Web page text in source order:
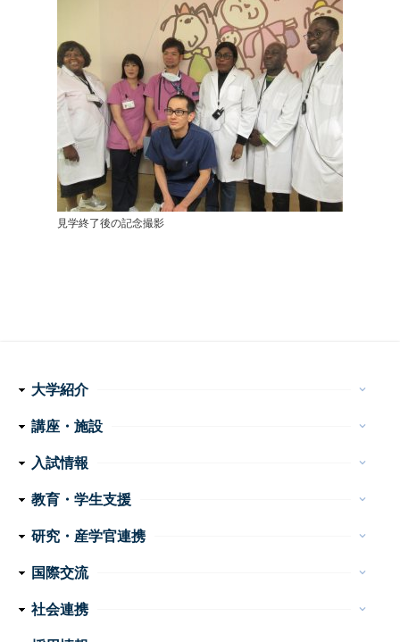
見学終了後の記念撮影
フ
タ
ー
ナ
ビ
ゲ
大学紹介 keyboard_arrow_down
理念・使命
学長メッセージ
特色ある取り組み
運営組織
情報公開
講座・施設 keyboard_arrow_down
医学科
看護学科
附属病院
センター・施設等
入試情報 keyboard_arrow_down
医学部 医学科・看護学科
大学院医学系研究科
大学案内
イベント
お問い合わせ
教育・学生支援 keyboard_arrow_down
教育
学生生活
特色ある教育プログラム
諸手続・諸証明
学生相談
研究・産学官連携 keyboard_arrow_down
産学官連携
重点プロジェクト・研究成果
研究支援
研究公正
国際交流 keyboard_arrow_down
外国人留学生の手引き
国際交流会館
社会連携 keyboard_arrow_down
公開講座
高大連携
地域医療教育研究拠点
震災支援